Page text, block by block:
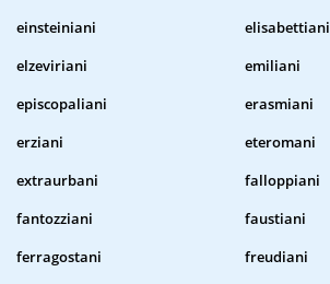
einsteiniani
elisabettiani
elzeviriani
emiliani
episcopaliani
erasmiani
erziani
eteromani
extraurbani
falloppiani
fantozziani
faustiani
ferragostani
freudiani